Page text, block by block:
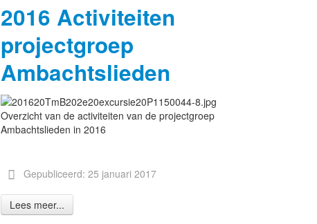
2016 Activiteiten
projectgroep
Ambachtslieden
Overzicht van de activiteiten van de projectgroep
Ambachtslieden in 2016
Gepubliceerd: 25 januari 2017
Lees meer...